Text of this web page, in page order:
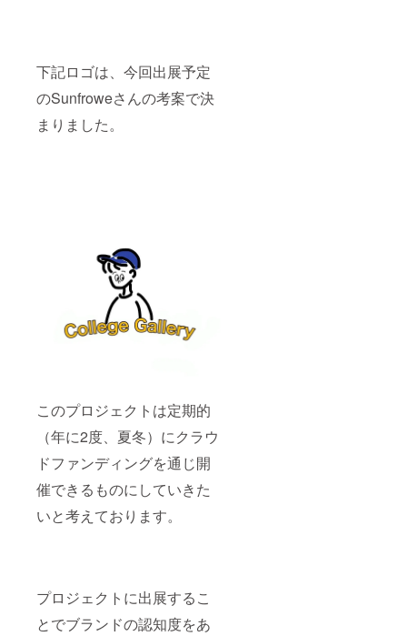
下記ロゴは、今回出展予定
のSunfroweさんの考案で決
まりました。
このプロジェクトは定期的
（年に2度、夏冬）にクラウ
ドファンディングを通じ開
催できるものにしていきた
いと考えております。
プロジェクトに出展するこ
とでブランドの認知度をあ